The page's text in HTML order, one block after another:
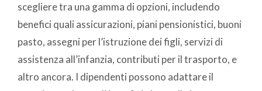
scegliere tra una gamma di opzioni, includendo
benefici quali assicurazioni, piani pensionistici, buoni
pasto, assegni per l’istruzione dei figli, servizi di
assistenza all’infanzia, contributi per il trasporto, e
altro ancora. I dipendenti possono adattare il